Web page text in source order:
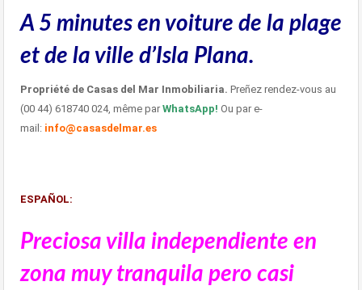
A 5 minutes en voiture de la plage
et de la ville d’Isla Plana.
Propriété de Casas del Mar Inmobiliaria. Preñez rendez-vous au
(00 44) 618740 024, même par WhatsApp! Ou par e-
mail: info@casasdelmar.es
ESPAÑOL:
Preciosa villa independiente en
zona muy tranquila pero casi